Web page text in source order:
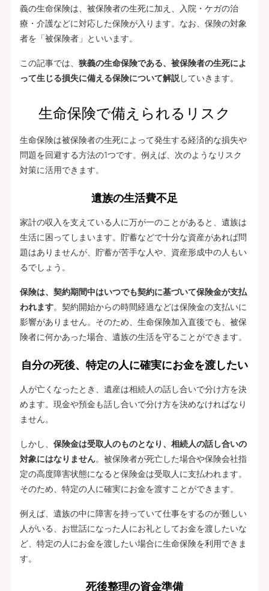
義の生命保険は、被保険者の生死に加え、入院・ケガの治
療・介護などに対応した保険が入ります。なお、保険の対象
者を「被保険者」といいます。
この記事では、 狭義の生命保険である、被保険者の生死によ
って生じる損失に備える保険について解説していきます。
生命保険で備えられるリスク
生命保険は被保険者の生死によって発生する経済的な損失や
問題を回避する方法の1つです。例えば、次のようなリスク
対策に活用できます。
遺族の生活費不足
家計の収入を支えている人に万が一のことがあると、遺族は
生活に困ってしまいます。貯蓄などで十分な資産があれば問
題はありませんが、貯蓄が苦手な人や、資産形成中の人もい
るでしょう。
保険は、契約期間中はいつでも契約に基づいて保険金が支払
われます。契約開始からの時間経過などは保険金の支払いに
影響がありません。そのため、生命保険加入直後でも、被保
険者に何かあった場合、遺族の生活を守ることができます。
自分の死後、特定の人に確実にお金を渡したい
人が亡くなったとき、遺産は相続人の話し合いで分け方を決
めます。現金や預金も話し合いで分け方を決めなければなり
ません。
しかし、 保険金は受取人のものとなり、相続人の話し合いの
対象にはなりません。被保険者が死亡した場合や保険会社指
定の高度障害状態になると保険金は受取人に支払われます。
そのため、特定の人に確実にお金を渡すことができます。
例えば、遺族の中に障害を持っていて仕事をするのが難しい
人がいる、お世話になった人にお礼としてお金を渡したいな
ど、特定の人にお金を渡したい場合に生命保険を利用できま
す。
死後整理の資金準備